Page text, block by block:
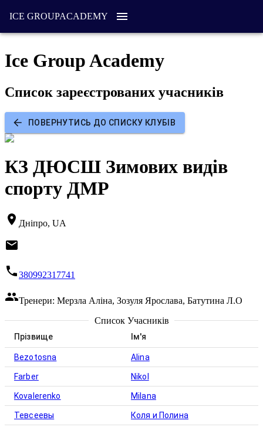
ICE GROUPACADEMY
Ice Group Academy
Список зареєстрованих учасників
ПОВЕРНУТИСЬ ДО СПИСКУ КЛУБІВ
КЗ ДЮСШ Зимових видів
спорту ДМР
Дніпро, UA
380992317741
Тренери: Мерзла Аліна, Зозуля Ярослава, Батутина Л.О
Список Учасників
Прізвище Ім'я
Bezotosna Alina
Farber Nikol
Kovalerenko Milana
Тевсеевы Коля и Полина